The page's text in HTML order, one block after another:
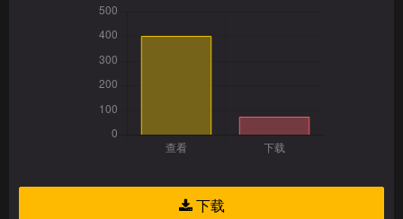
下载